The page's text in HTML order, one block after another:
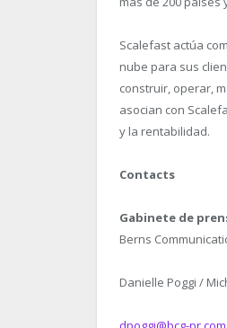
Scalefast actúa
nube para sus
construir, operar,
asocian con
y la rentabilidad.
Contacts
Gabinete de
Berns
Danielle Poggi /